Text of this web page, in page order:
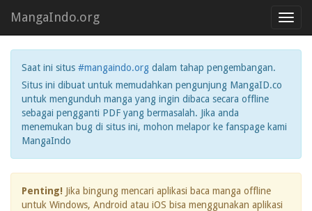
MangaIndo.org
Saat ini situs #mangaindo.org dalam tahap pengembangan.
Situs ini dibuat untuk memudahkan pengunjung MangaID.co
untuk mengunduh manga yang ingin dibaca secara offline
sebagai pengganti PDF yang bermasalah. Jika anda
menemukan bug di situs ini, mohon melapor ke fanspage kami
MangaIndo
Penting! Jika bingung mencari aplikasi baca manga offline
untuk Windows, Android atau iOS bisa menggunakan aplikasi